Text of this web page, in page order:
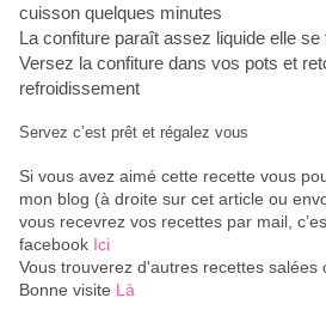
cuisson quelques minutes
La confiture paraît assez liquide elle
Versez la confiture dans vos pots et
refroidissement
Servez c’est prêt et régalez vous
Si vous avez aimé cette recette vous
mon blog (à droite sur cet article ou
vous recevrez vos recettes par mail,
facebook Ici
Vous trouverez d'autres recettes salées
Bonne visite Là